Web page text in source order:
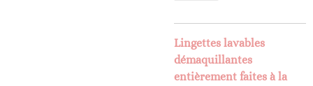
Lingettes lavables
démaquillantes
entièrement faites à la